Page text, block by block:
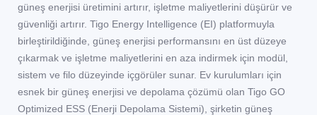
güneş enerjisi üretimini artırır, işletme maliyetlerini düşürür ve
güvenliği artırır. Tigo Energy Intelligence (EI) platformuyla
birleştirildiğinde, güneş enerjisi performansını en üst düzeye
çıkarmak ve işletme maliyetlerini en aza indirmek için modül,
sistem ve filo düzeyinde içgörüler sunar. Ev kurulumları için
esnek bir güneş enerjisi ve depolama çözümü olan Tigo GO
Optimized ESS (Enerji Depolama Sistemi), şirketin güneş